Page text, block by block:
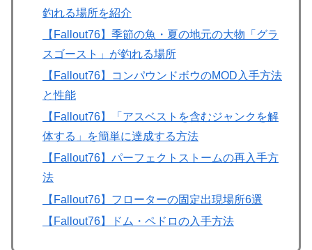
釣れる場所を紹介
【Fallout76】季節の魚・夏の地元の大物「グラ
スゴースト」が釣れる場所
【Fallout76】コンパウンドボウのMOD入手方法
と性能
【Fallout76】「アスベストを含むジャンクを解
体する」を簡単に達成する方法
【Fallout76】パーフェクトストームの再入手方
法
【Fallout76】フローターの固定出現場所6選
【Fallout76】ドム・ペドロの入手方法